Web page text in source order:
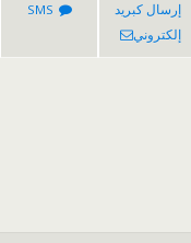
إرسال كبريد
إلكتروني
SMS